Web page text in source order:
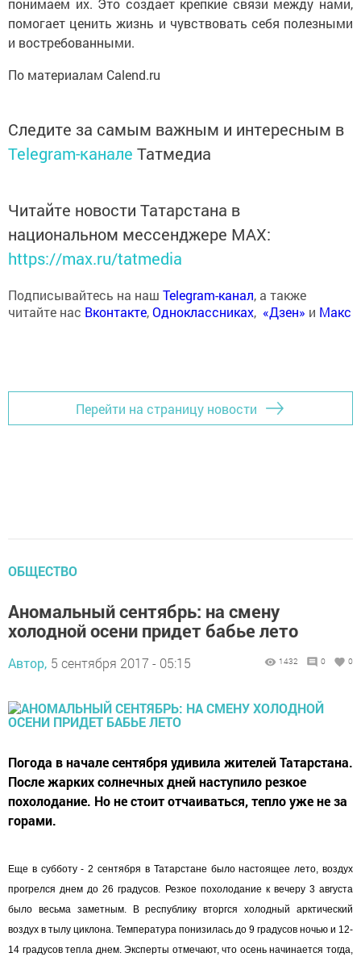
понимаем их. Это создает крепкие связи между нами,
помогает ценить жизнь и чувствовать себя полезными
и востребованными.
По материалам Calend.ru
Следите за самым важным и интересным в
Telegram-канале Татмедиа
Читайте новости Татарстана в
национальном мессенджере MАХ:
https://max.ru/tatmedia
Подписывайтесь на наш Telegram-канал, а также
читайте нас Вконтакте,Одноклассниках, «Дзен» и Макс
Перейти на страницу новости
ОБЩЕСТВО
Аномальный сентябрь: на смену
холодной осени придет бабье лето
Автор, 5 сентября 2017 - 05:15 1432 0 0
Погода в начале сентября удивила жителей Татарстана.
После жарких солнечных дней наступило резкое
похолодание. Но не стоит отчаиваться, тепло уже не за
горами.
Еще в субботу - 2 сентября в Татарстане было настоящее лето, воздух
прогрелся днем до 26 градусов. Резкое похолодание к вечеру 3 августа
было весьма заметным. В республику вторгся холодный арктический
воздух в тылу циклона. Температура понизилась до 9 градусов ночью и 12-
14 градусов тепла днем. Эксперты отмечают, что осень начинается тогда,